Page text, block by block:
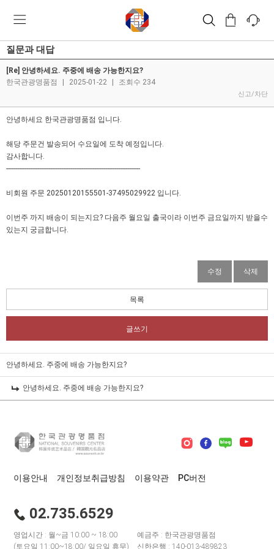
질문과 대답
[Re] 안녕하세요. 주중에 배송 가능한지요?
한국관광명품점
2025-01-22 조회수 234
신고/차단
안녕하세요 한국관광명품점 입니다.
해당 주문건 발송되어 수요일에 도착 예정입니다.
감사합니다.
-------------------------------------------------------------------------
비회원 주문 20250120155501-37495029922 입니다.
이번주 까지 배송이 되는지요? 다음주 월요일 출국이라 이번주 금요일까지 받을수
있는지 궁금합니다.
수정 삭제
목록
글쓰기
안녕하세요. 주중에 배송 가능한지요?
안녕하세요. 주중에 배송 가능한지요?
이용안내 개인정보취급방침 이용약관 PC버전
02.735.6529
영업시간 : 월~금 10:00 ~ 18:00
(토요일 11:00~18:00/ 일요일 휴무)
예금주 : 한국관광명품점
신한은행 : 140-013-489823